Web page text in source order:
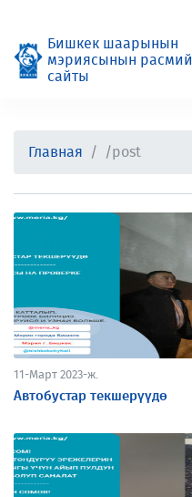
Бишкек шаарынын
мэриясынын расмий
сайты
Главная /post
11-Март 2023-ж.
Автобустар текшерүүдө